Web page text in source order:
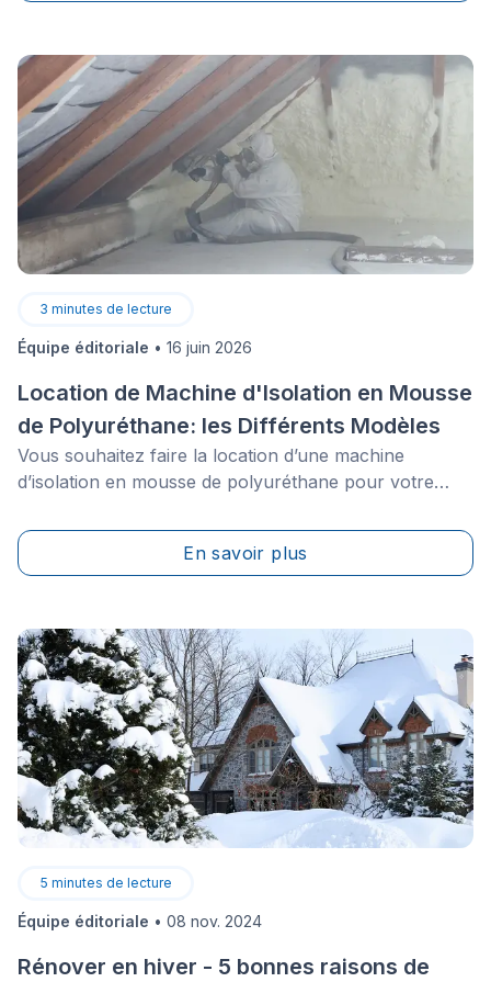
3 minutes de lecture
Équipe éditoriale • 16 juin 2026
Location de Machine d'Isolation en Mousse
de Polyuréthane: les Différents Modèles
Vous souhaitez faire la location d’une machine
d’isolation en mousse de polyuréthane pour votre
maison ? Si vous êtes à la recherche d'informations
utiles avant de vous lancer, alors vous êtes au bon
En savoir plus
5 minutes de lecture
Équipe éditoriale • 08 nov. 2024
Rénover en hiver - 5 bonnes raisons de